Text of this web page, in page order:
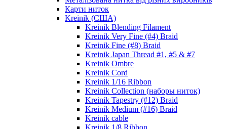
Карти ниток
Kreinik (США)
Kreinik Blending Filament
Kreinik Very Fine (#4) Braid
Kreinik Fine (#8) Braid
Kreinik Japan Thread #1, #5 & #7
Kreinik Ombre
Kreinik Cord
Kreinik 1/16 Ribbon
Kreinik Collection (наборы ниток)
Kreinik Tapestry (#12) Braid
Kreinik Medium (#16) Braid
Kreinik cable
Kreinik 1/8 Ribbon